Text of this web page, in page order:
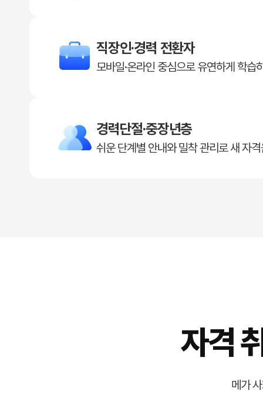
직장인·경력 전환자
모바일·온라인 중심으로 유연하게 학습
경력단절·중장년층
쉬운 단계별 안내와 밀착 관리로 새 자
자격
메가